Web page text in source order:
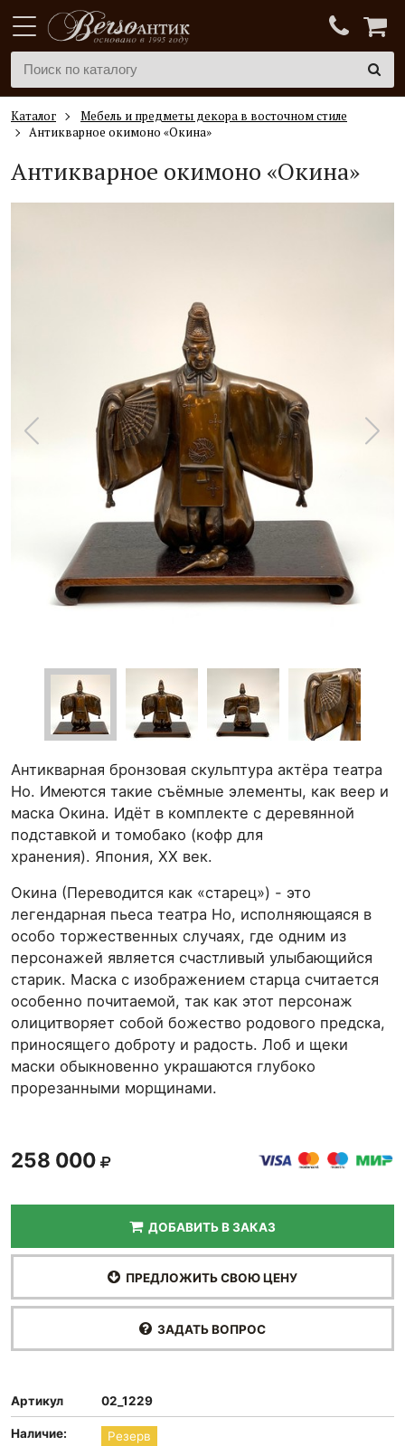
Каталог
Мебель и предметы декора в восточном стиле
Антикварное окимоно «Окина»
Антикварное окимоно «Окина»
Антикварная бронзовая скульптура актёра театра
Но. Имеются такие съёмные элементы, как веер и
маска Окина. Идёт в комплекте с деревянной
подставкой и томобако (кофр для
хранения). Япония, XX век.
Окина (Переводится как «старец») - это
легендарная пьеса театра Но, исполняющаяся в
особо торжественных случаях, где одним из
персонажей является счастливый улыбающийся
старик. Маска с изображением старца считается
особенно почитаемой, так как этот персонаж
олицитворяет собой божество родового предска,
приносящего доброту и радость. Лоб и щеки
маски обыкновенно украшаются глубоко
прорезанными морщинами.
258 000
ДОБАВИТЬ В ЗАКАЗ
ПРЕДЛОЖИТЬ СВОЮ ЦЕНУ
ЗАДАТЬ ВОПРОС
Артикул 02_1229
Наличие: Резерв